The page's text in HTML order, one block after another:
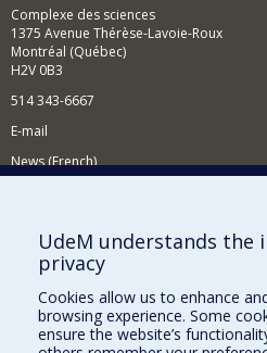
Complexe des sciences
1375 Avenue Thérèse-Lavoie-Roux
Montréal (Québec)
H2V 0B3
514 343-6667
E-mail
News (French)
Supporting the Department
NEED HELP?
Site map
Report a problem
UdeM understands the
privacy
Cookies allow us to enhance
browsing experience. Some
ensure the website’s